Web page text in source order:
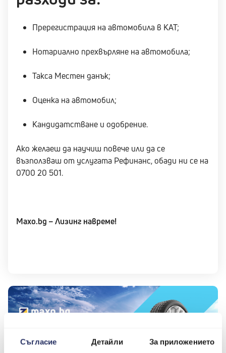
Съгласие Детайли За приложението
Пререгистрация на автомобила в КАТ;
Нотариално прехвърляне на автомобила;
Такса Местен данък;
Оценка на автомобил;
Кандидатстване и одобрение.
Ако желаеш да научиш повече или да се
възползваш от услугата Рефинанс, обади ни се на
0700 20 501.
Maxo.bg – Лизинг навреме!